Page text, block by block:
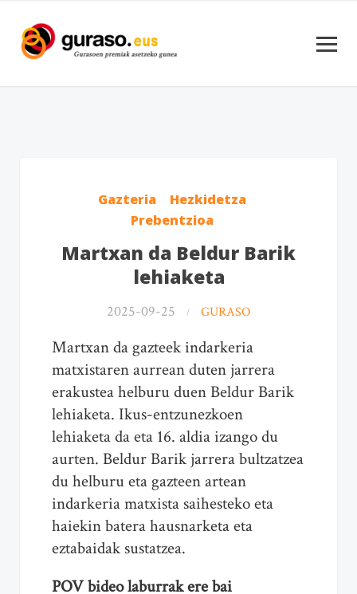
Gazteria
Hezkidetza
Prebentzioa
Martxan da Beldur Barik
lehiaketa
2025-09-25 GURASO
Martxan da gazteek indarkeria
matxistaren aurrean duten jarrera
erakustea helburu duen Beldur Barik
lehiaketa. Ikus-entzunezkoen
lehiaketa da eta 16. aldia izango du
aurten. Beldur Barik jarrera bultzatzea
du helburu eta gazteen artean
indarkeria matxista saihesteko eta
haiekin batera hausnarketa eta
eztabaidak sustatzea.
POV bideo laburrak ere bai